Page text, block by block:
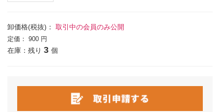
卸価格(税抜)： 取引中の会員のみ公開
定価： 900 円
在庫：残り 3 個